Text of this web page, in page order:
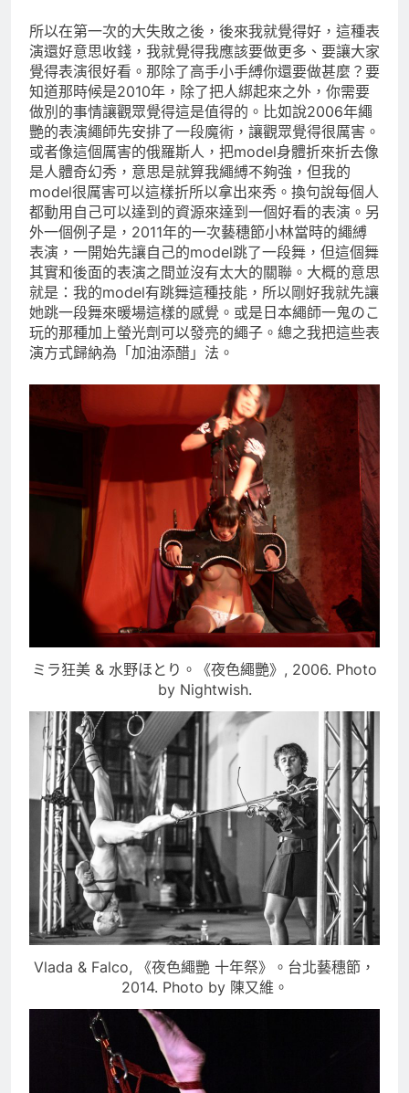
所以在第一次的大失敗之後，後來我就覺得好，這種表
演還好意思收錢，我就覺得我應該要做更多、要讓大家
覺得表演很好看。那除了高手小手縛你還要做甚麼？要
知道那時候是2010年，除了把人綁起來之外，你需要
做別的事情讓觀眾覺得這是值得的。比如說2006年繩
艷的表演繩師先安排了一段魔術，讓觀眾覺得很厲害。
或者像這個厲害的俄羅斯人，把model身體折來折去像
是人體奇幻秀，意思是就算我繩縛不夠強，但我的
model很厲害可以這樣折所以拿出來秀。換句說每個人
都動用自己可以達到的資源來達到一個好看的表演。另
外一個例子是，2011年的一次藝穗節小林當時的繩縛
表演，一開始先讓自己的model跳了一段舞，但這個舞
其實和後面的表演之間並沒有太大的關聯。大概的意思
就是：我的model有跳舞這種技能，所以剛好我就先讓
她跳一段舞來暖場這樣的感覺。或是日本繩師一鬼のこ
玩的那種加上螢光劑可以發亮的繩子。總之我把這些表
演方式歸納為「加油添醋」法。
ミラ狂美 & 水野ほとり。《夜色繩艷》, 2006. Photo
by Nightwish.
Vlada & Falco, 《夜色繩艷 十年祭》。台北藝穗節，
2014. Photo by 陳又維。